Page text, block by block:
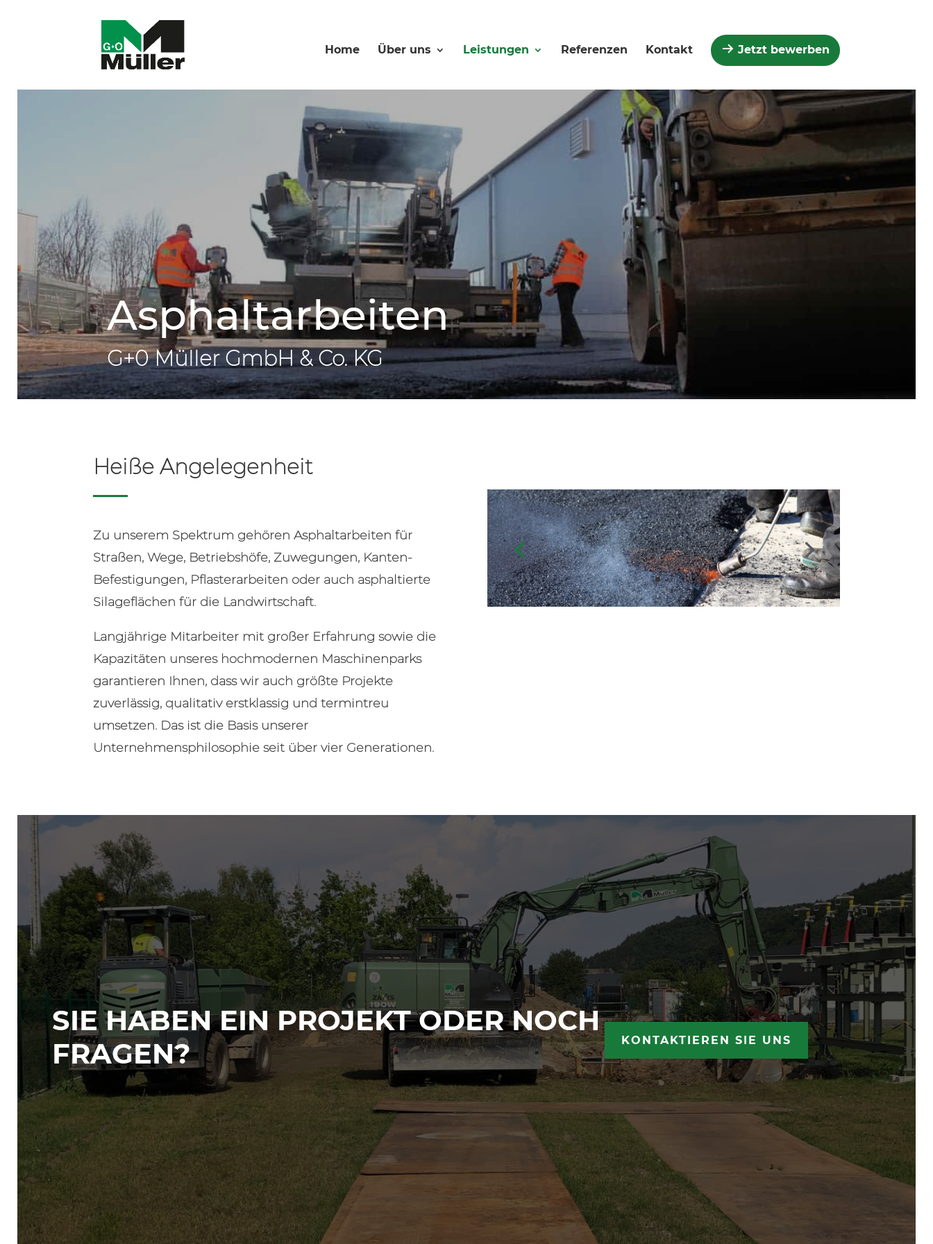
Home Über uns Leistungen Referenzen Kontakt Jetzt bewerben
Asphaltarbeiten
G+0 Müller GmbH & Co. KG
Heiße Angelegenheit
Zu unserem Spektrum gehören Asphaltarbeiten für
Straßen, Wege, Betriebshöfe, Zuwegungen, Kanten-
Befestigungen, Pflasterarbeiten oder auch asphaltierte
Silageflächen für die Landwirtschaft.
Langjährige Mitarbeiter mit großer Erfahrung sowie die
Kapazitäten unseres hochmodernen Maschinenparks
garantieren Ihnen, dass wir auch größte Projekte
zuverlässig, qualitativ erstklassig und termintreu
umsetzen. Das ist die Basis unserer
Unternehmensphilosophie seit über vier Generationen.
SIE HABEN EIN PROJEKT ODER NOCH
FRAGEN?
KONTAKTIEREN SIE UNS